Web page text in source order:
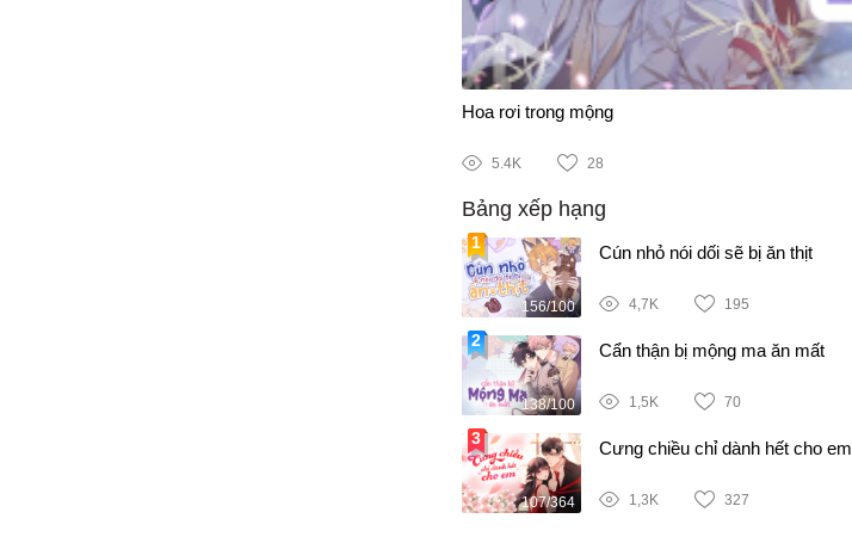
Hoa rơi trong mộng
5.4K 28
Bảng xếp hạng
156/100
Cún nhỏ nói dối sẽ bị ăn thịt
4,7K 195
138/100
Cẩn thận bị mộng ma ăn mất
1,5K 70
107/364
Cưng chiều chỉ dành hết cho em
1,3K 327